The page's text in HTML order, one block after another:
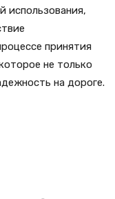
использования,
принятия
не только
на дороге.